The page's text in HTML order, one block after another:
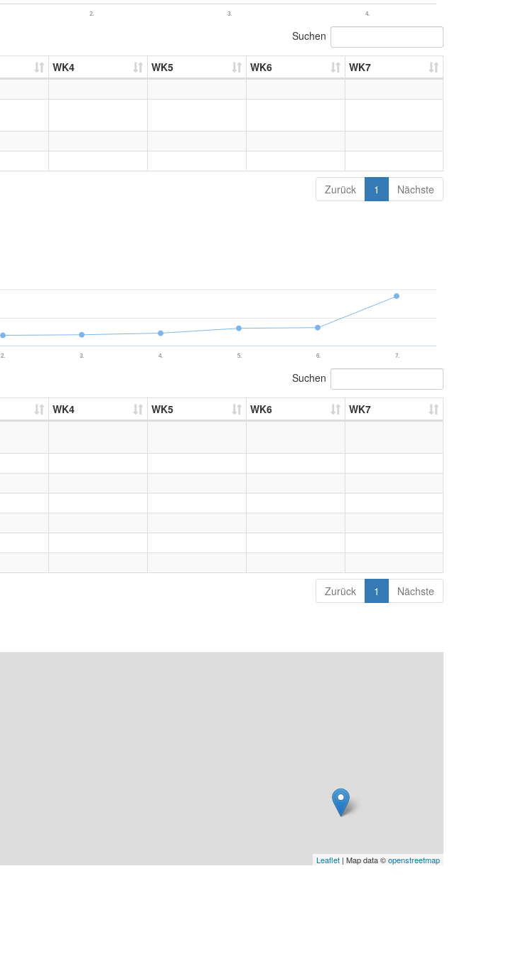
2. 3. 4.
Suchen
WK4 WK5 WK6 WK7
Zurück 1 Nächste
2. 3. 4. 5. 6. 7.
Suchen
WK4 WK5 WK6 WK7
Zurück 1 Nächste
Leaflet | Map data ©openstreetmap